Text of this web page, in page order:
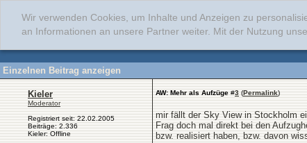
Wir verwenden Cookies, um Inhalte und Anzeigen zu
an Informationen an unsere Partner weiter. Mit der Nutzung
Einzelnen Beitrag anzeigen
Kieler
Moderator
Registriert seit: 22.02.2005
Beiträge: 2.336
Kieler: Offline
AW: Mehr als Aufzüge #3 (Permalink)
mir fällt der Sky View in Stockholm
Frag doch mal direkt bei den
bzw. realisiert haben, bzw. davon